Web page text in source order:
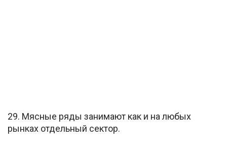
29. Мясные ряды занимают как и на любых
рынках отдельный сектор.